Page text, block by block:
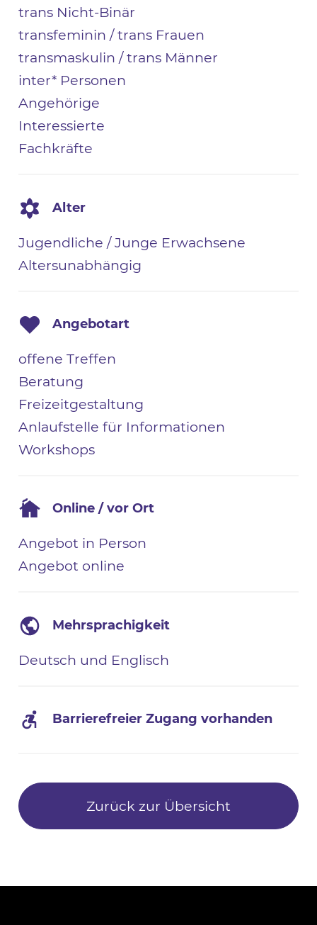
trans Nicht-Binär
transfeminin / trans Frauen
transmaskulin / trans Männer
inter* Personen
Angehörige
Interessierte
Fachkräfte
Alter
Jugendliche / Junge Erwachsene
Altersunabhängig
Angebotart
offene Treffen
Beratung
Freizeitgestaltung
Anlaufstelle für Informationen
Workshops
Online / vor Ort
Angebot in Person
Angebot online
Mehrsprachigkeit
Deutsch und Englisch
Barrierefreier Zugang vorhanden
Zurück zur Übersicht